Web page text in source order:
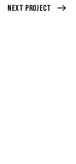
Next Project